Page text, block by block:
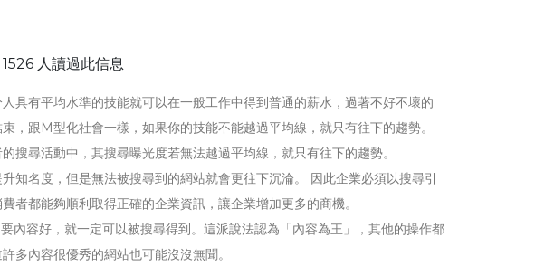
人讀過此信息
具有平均水準的技能就可以在一般工作中得到普通的薪水，過著不好不壞的
，跟M型化社會一樣，如果你的技能不能越過平均線，就只有往下的趨勢。
搜尋活動中，其搜尋曝光度若無法越過平均線，就只有往下的趨勢。
知名度，但是無法被搜尋到的網站就會更往下沉淪。 因此企業必須以搜尋引
者都能夠順利取得正確的企業資訊，讓企業增加更多的商機。
內容好，就一定可以被搜尋得到。這派說法認為「內容為王」，其他的操作都
多內容很優秀的網站也可能沒沒無聞。